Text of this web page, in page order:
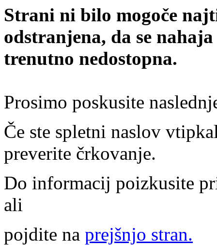
Strani ni bilo mogoče
odstranjena, da se
trenutno nedostopna.
Prosimo poskusite
Če ste spletni naslov
preverite črkovanje.
Do informacij poizkusite
ali
pojdite na prejšnjo stran.